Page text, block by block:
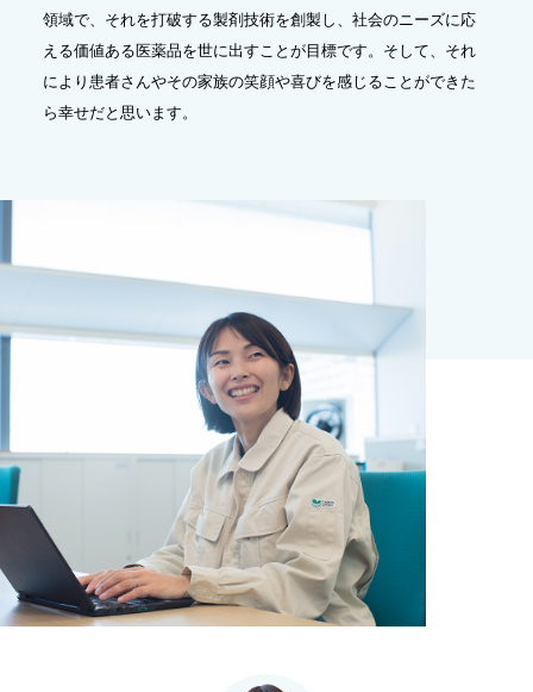
領域で、それを打破する製剤技術を創製し、社会のニーズに応
える価値ある医薬品を世に出すことが目標です。そして、それ
により患者さんやその家族の笑顔や喜びを感じることができた
ら幸せだと思います。